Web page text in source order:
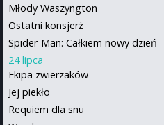
Młody Waszyngton
Ostatni konsjerż
Spider-Man: Całkiem nowy dzień
24 lipca
Ekipa zwierzaków
Jej piekło
Requiem dla snu